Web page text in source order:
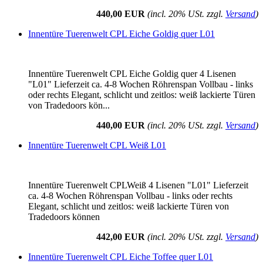
440,00 EUR (incl. 20% USt. zzgl. Versand)
Innentüre Tuerenwelt CPL Eiche Goldig quer L01
Innentüre Tuerenwelt CPL Eiche Goldig quer 4 Lisenen
"L01" Lieferzeit ca. 4-8 Wochen Röhrenspan Vollbau - links
oder rechts Elegant, schlicht und zeitlos: weiß lackierte Türen
von Tradedoors kön...
440,00 EUR (incl. 20% USt. zzgl. Versand)
Innentüre Tuerenwelt CPL Weiß L01
Innentüre Tuerenwelt CPLWeiß 4 Lisenen "L01" Lieferzeit
ca. 4-8 Wochen Röhrenspan Vollbau - links oder rechts
Elegant, schlicht und zeitlos: weiß lackierte Türen von
Tradedoors können
442,00 EUR (incl. 20% USt. zzgl. Versand)
Innentüre Tuerenwelt CPL Eiche Toffee quer L01